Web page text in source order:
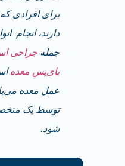
برای افرادی
دارند، انجام
جمله جراحی
بای‌پس معده
عمل معده
توسط یک
شود.